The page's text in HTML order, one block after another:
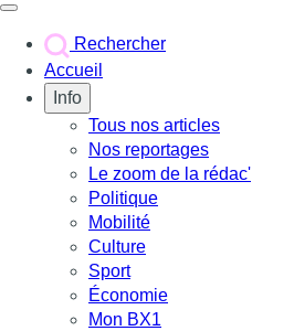
Rechercher
Accueil
Info
Tous nos articles
Nos reportages
Le zoom de la rédac'
Politique
Mobilité
Culture
Sport
Économie
Mon BX1